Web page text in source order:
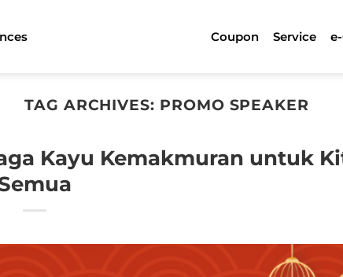
Coupon Service
TAG ARCHIVES: PROMO SPEAKER
Kayu Kemakmuran untuk